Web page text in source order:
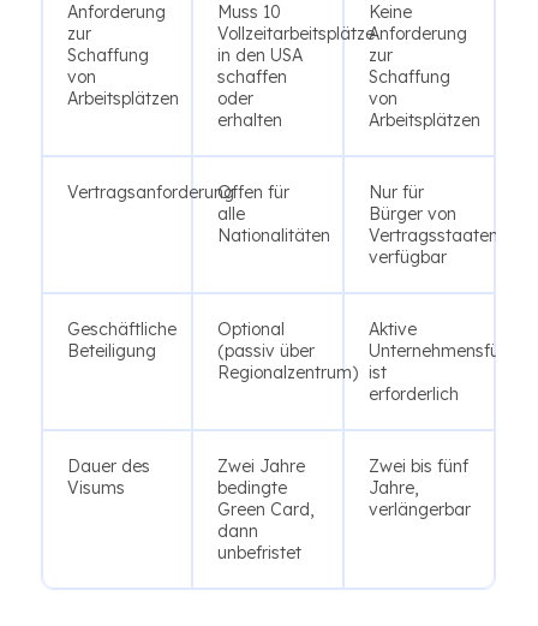
Anforderung
zur
Schaffung
von
Arbeitsplätzen
Muss 10
Vollzeitarbeitsplätze
in den USA
schaffen
oder
erhalten
Keine
Anforderung
zur
Schaffung
von
Arbeitsplätzen
VertragsanforderungOffen für
alle
Nationalitäten
Nur für
Bürger von
Vertragsstaaten
verfügbar
Geschäftliche
Beteiligung
Optional
(passiv über
Regionalzentrum)
Aktive
ist
erforderlich
Dauer des
Visums
Zwei Jahre
bedingte
Green Card,
dann
unbefristet
Zwei bis fünf
Jahre,
verlängerbar